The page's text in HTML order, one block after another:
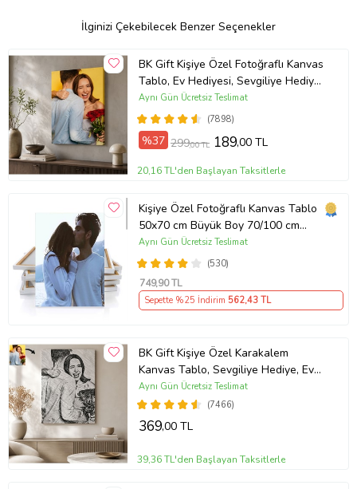
devam etmektedir.-Tablolarımız el
işçiliği ile hazırlanmaktadır.-Askı
tablo üzerine uygulanmış olarak
gönderilmektedir.-Kanvas
tablolar, kargoda hasar
görmeyecek şekilde
paketlenmektedir.
Baskılarımız Pamuk Malzeme Üzerine Uygulanmaktadır
Kanvas tuvallerimiz pamuk
kanvas kumaşı üzerine hiçbir katkı
maddesi olmayan nötr ph'li
malzemeye sahiptir. Kanvas
dayanıklılığını korumaktadır.
Kanvas baskılar en ideal kanvas
kumaşı üzerine hazırlanmaktadır.
İlginizi Çekebilecek Benzer Seçenekler
BK Gift Kişiye Özel Fotoğraflı Kanvas
Tablo, Ev Hediyesi, Sevgiliye Hediye,
Arkadaşa Hediye
(7898)
Aynı Gün Ücretsiz Teslimat
%37 299,00 TL 189,00 TL
20,16 TL'den Başlayan Taksitlerle
Kişiye Özel Fotoğraflı Kanvas Tablo
50x70 cm Büyük Boy 70/100 cm
Duvar Tablosu – Sevgiliye & Aileye
Anlamlı Hediye , Babaya Hediye
(530)
Aynı Gün Ücretsiz Teslimat
749,90 TL
Sepette %25 İndirim 562,43 TL
BK Gift Kişiye Özel Karakalem
Kanvas Tablo, Sevgiliye Hediye, Ev
Hediyesi, Arkadaşa Hediye
(7466)
Aynı Gün Ücretsiz Teslimat
369,00 TL
39,36 TL'den Başlayan Taksitlerle